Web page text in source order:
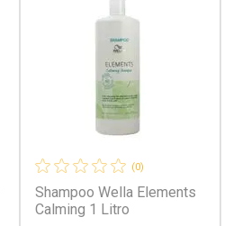
(0)
Shampoo Wella Elements
Calming 1 Litro